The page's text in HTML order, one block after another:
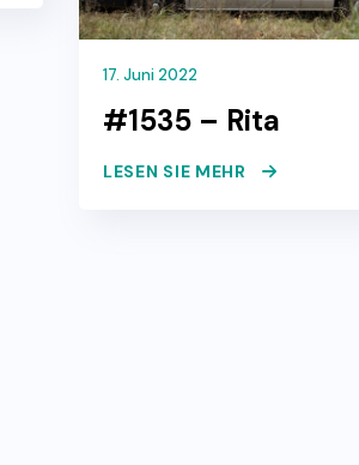
17. Juni 2022
#1535 – Rita
LESEN SIE MEHR